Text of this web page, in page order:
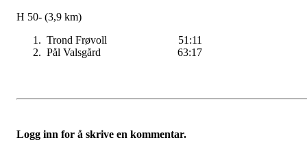
H 50- (3,9 km)
Trond Frøvoll 51:11
Pål Valsgård 63:17
Logg inn for å skrive en kommentar.